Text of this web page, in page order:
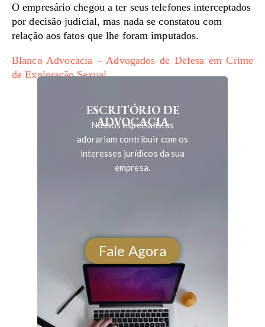
O empresário chegou a ter seus telefones interceptados
por decisão judicial, mas nada se constatou com
relação aos fatos que lhe foram imputados.
Blanco Advocacia – Advogados de Defesa em Crime
de Exploração Sexual
ESCRITÓRIO DE
ADVOCACIA
Nossos especialistas
adorariam contribuir com os
interesses jurídicos da sua
empresa.
Fale Agora